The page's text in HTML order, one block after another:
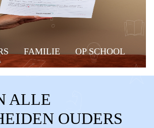
FAMILIE OP SCHOOL
MOMENTEN OMA
OUDERS
EINDEXAMEN
ALLE
OUDERS